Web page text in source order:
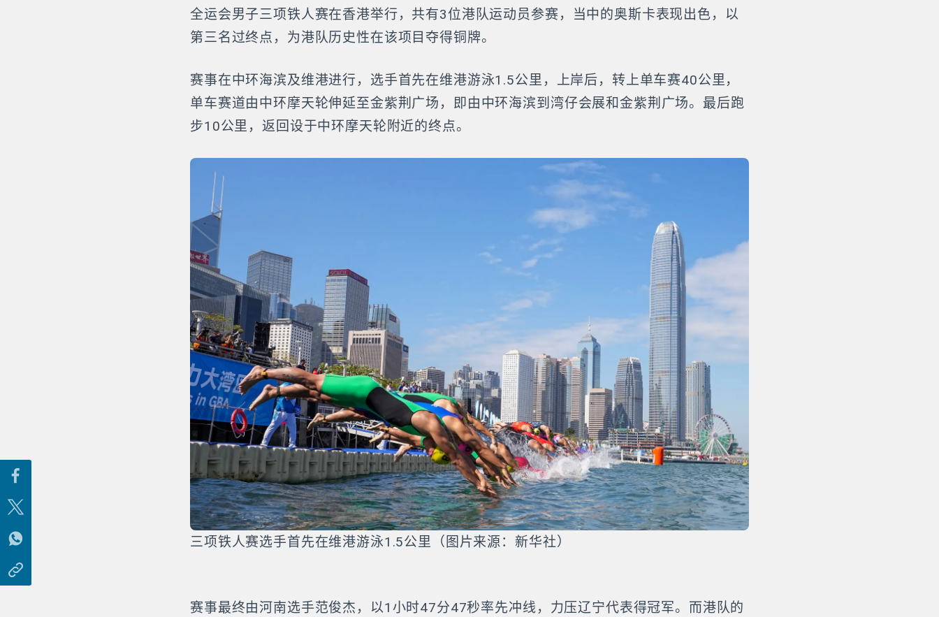
全运会男子三项铁人赛在香港举行，共有3位港队运动员参赛，当中的奥斯卡表现出色，以
第三名过终点，为港队历史性在该项目夺得铜牌。
赛事在中环海滨及维港进行，选手首先在维港游泳1.5公里，上岸后，转上单车赛40公里，
单车赛道由中环摩天轮伸延至金紫荆广场，即由中环海滨到湾仔会展和金紫荆广场。最后跑
步10公里，返回设于中环摩天轮附近的终点。
三项铁人赛选手首先在维港游泳1.5公里（图片来源：新华社）
赛事最终由河南选手范俊杰，以1小时47分47秒率先冲线，力压辽宁代表得冠军。而港队的